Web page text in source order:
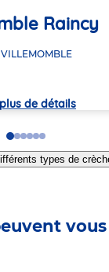
Raincy
VILLEMOMBLE
de détails
Go
to
slide
Go
to
slide
Go
to
slide
Go
to
slide
Go
to
slide
Go
to
slide
types de
vous